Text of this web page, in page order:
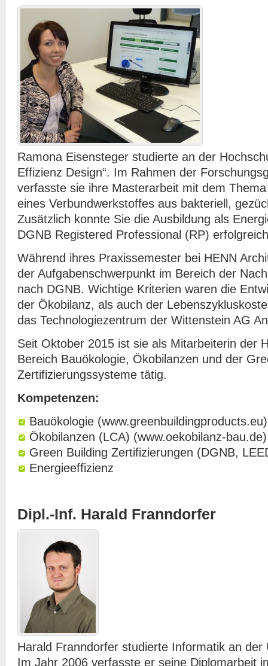
Ramona Eisensteger studierte an der
Effizienz Design“. Im Rahmen der
verfasste sie ihre Masterarbeit mit dem
eines Verbundwerkstoffes aus bakteriell,
Zusätzlich konnte Sie die Ausbildung als
DGNB Registered Professional (RP)
Während ihres Praxissemester bei HENN
der Aufgabenschwerpunkt im Bereich der
nach DGNB. Wichtige Kriterien waren die
der Ökobilanz, als auch der
das Technologiezentrum der Wittenstein AG
Seit Oktober 2015 ist sie als Mitarbeiterin der
Bereich Bauökologie, Ökobilanzen und der
Zertifizierungssysteme tätig.
Kompetenzen:
Bauökologie (www.greenbuildingproducts.eu)
Ökobilanzen (LCA) (www.oekobilanz-bau.de)
Green Building Zertifizierungen (DGNB,
Energieeffizienz
Dipl.-Inf. Harald Franndorfer
Harald Franndorfer studierte Informatik an der
Im Jahr 2006 verfasste er seine Diplomarbeit